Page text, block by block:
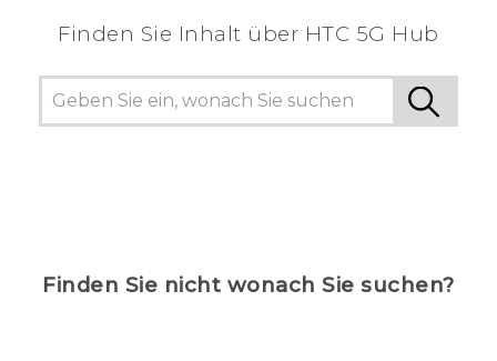
Finden Sie Inhalt über‎ HTC 5G Hub
Finden Sie nicht wonach Sie suchen?